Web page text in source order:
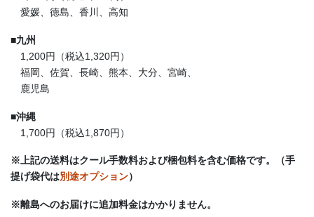
愛媛、徳島、香川、高知
■九州
1,200円（税込1,320円）
福岡、佐賀、長崎、熊本、大分、宮崎、
鹿児島
■沖縄
1,700円（税込1,870円）
※上記の送料はクール手数料および梱包料を含む価格です。（手
提げ袋代は別途オプション）
※離島へのお届けに追加料金はかかりません。